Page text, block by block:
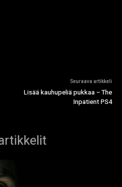
Seuraava artikkeli
Lisää kauhupeliä pukkaa – The
Inpatient PS4